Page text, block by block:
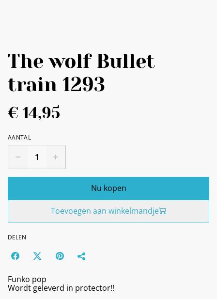
The wolf Bullet
train 1293
€ 14,95
AANTAL
Nu kopen
Toevoegen aan winkelmandje
DELEN
Funko pop
Wordt geleverd in protector!!